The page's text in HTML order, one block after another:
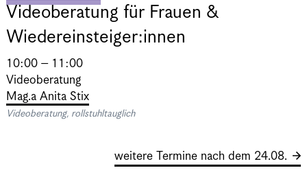
Videoberatung für Frauen &
Wiedereinsteiger:innen
10:00 – 11:00
Videoberatung
Mag.a Anita Stix
Videoberatung, rollstuhltauglich
weitere Termine nach dem 24.08.